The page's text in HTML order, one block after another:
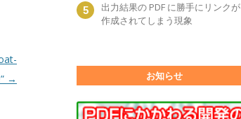
→
出力結果の PDF に勝手にリンクが
作成されてしまう現象
お知らせ